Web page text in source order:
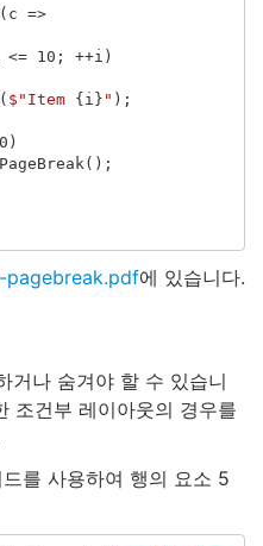
( c =>
<= 10 ; ++i )
( $"Item { i } " );
0 )
PageBreak ();
pagebreak.pdf에 있습니다.
거나 숨겨야 할 수 있습니
조건부 레이아웃의 경우를
드를 사용하여 행의 요소 5